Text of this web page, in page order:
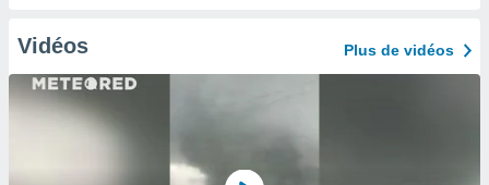
Vidéos Plus de vidéos